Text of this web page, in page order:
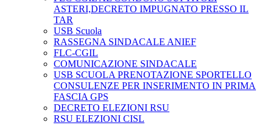
ASTERI,DECRETO IMPUGNATO PRESSO IL
TAR
USB Scuola
RASSEGNA SINDACALE ANIEF
FLC-CGIL
COMUNICAZIONE SINDACALE
USB SCUOLA PRENOTAZIONE SPORTELLO
CONSULENZE PER INSERIMENTO IN PRIMA
FASCIA GPS
DECRETO ELEZIONI RSU
RSU ELEZIONI CISL